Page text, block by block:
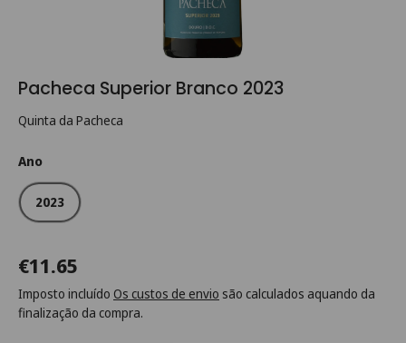
Pacheca Superior Branco 2023
Quinta da Pacheca
Ano
2023
€11.65
Imposto incluído Os custos de envio são calculados aquando da
finalização da compra.